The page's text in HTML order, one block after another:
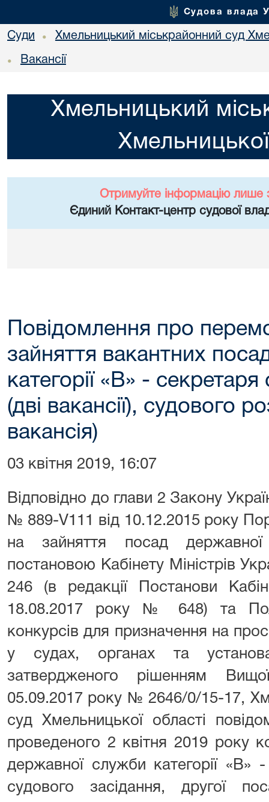
Судова влада
Суди • Хмельницький міськрайонний суд
• Вакансії
Хмельницький
Отримуйте інформацію лише
Єдиний Контакт-центр судової
Повідомлення про
зайняття вакантних
категорії «В» -
(дві вакансії), судового
вакансія)
03 квітня 2019, 16:07
Відповідно до глави 2 Закону
№ 889-V111 від 10.12.2015 року
на зайняття посад
постановою Кабінету Міністрів
246 (в редакції Постанови
18.08.2017 року № 648) та
конкурсів для призначення на
у судах, органах та
затвердженого рішенням
05.09.2017 року № 2646/0/15-17,
суд Хмельницької області
проведеного 2 квітня 2019 року
державної служби категорії «В»
судового засідання, другої